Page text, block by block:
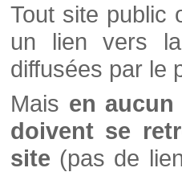
Tout site public
un lien vers la
diffusées par le
Mais en
doivent se
site (pas de